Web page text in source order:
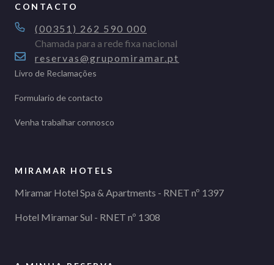
CONTACTO
(00351) 262 590 000
Chamada para a rede fixa nacional
reservas@grupomiramar.pt
Livro de Reclamações
Formulario de contacto
Venha trabalhar connosco
MIRAMAR HOTELS
Miramar Hotel Spa & Apartments - RNET nº 1397
Hotel Miramar Sul - RNET nº 1308